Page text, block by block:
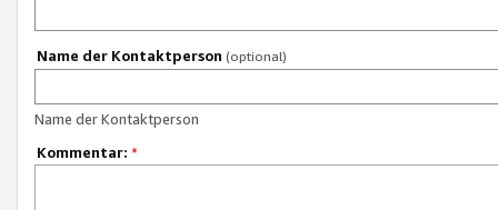
Name der Kontaktperson (optional)
Name der Kontaktperson
Kommentar: *